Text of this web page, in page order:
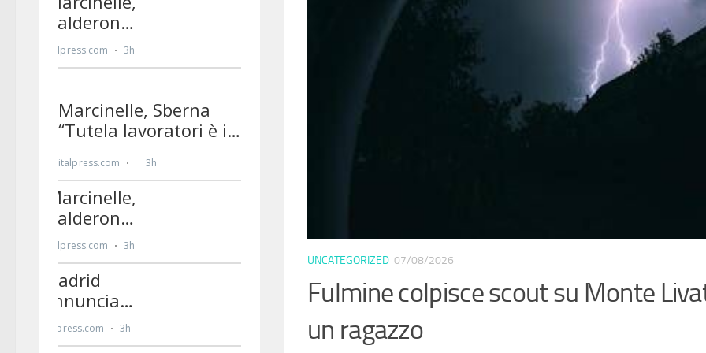
UNCATEGORIZED 07/08/2026
Fulmine colpisce scout su Monte
un ragazzo